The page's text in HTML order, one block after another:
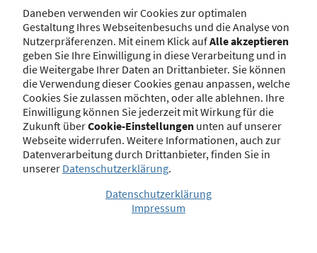
dem endgültigen Austritt von UK
besteht keine Grundlage mehr für das
bisherige Passporting-System in
diesem Bereich. Dies gilt im Übrigen
auch für die Eintragungen nach § 6
Abs. 1 Nr. 6 und Absatz 2 ImmVermV in
Bezug auf
Immobiliardarlehensvermittler.
Mehr erfahren
Bekanntmachungen
Daneben verwenden wir Cookies zur optimalen
Gestaltung Ihres Webseitenbesuchs und die Analyse von
Nutzerpräferenzen. Mit einem Klick aufAlle akzeptieren
geben Sie Ihre Einwilligung in diese Verarbeitung und in
die Weitergabe Ihrer Daten an Drittanbieter. Sie können
die Verwendung dieser Cookies genau anpassen, welche
Cookies Sie zulassen möchten, oder alle ablehnen. Ihre
Einwilligung können Sie jederzeit mit Wirkung für die
Zukunft überCookie-Einstellungen unten auf unserer
Webseite widerrufen. Weitere Informationen, auch zur
Datenverarbeitung durch Drittanbieter, finden Sie in
unserer Datenschutzerklärung.
Datenschutzerklärung
Impressum